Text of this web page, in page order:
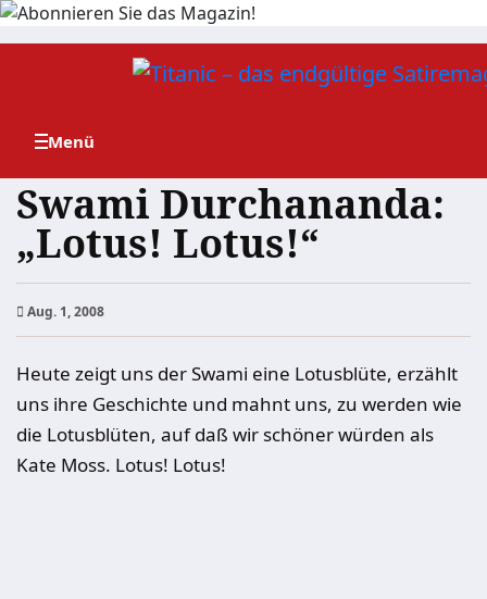
Zum
Swami Durchananda:
„Lotus! Lotus!“
Aug. 1, 2008
Heute zeigt uns der Swami eine Lotusblüte, erzählt
uns ihre Geschichte und mahnt uns, zu werden wie
die Lotusblüten, auf daß wir schöner würden als
Kate Moss. Lotus! Lotus!